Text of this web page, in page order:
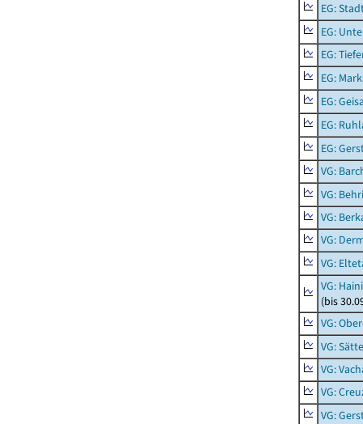
EG:
EG:
EG:
EG:
EG:
EG:
EG:
VG:
VG:
VG:
VG:
VG:
VG:
(bis
VG:
VG:
VG:
VG:
VG: